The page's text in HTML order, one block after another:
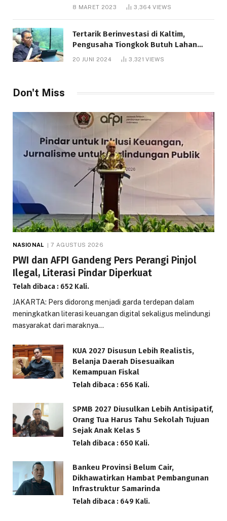
8 MARET 2023 3,364VIEWS
Tertarik Berinvestasi di Kaltim,
Pengusaha Tiongkok Butuh Lahan
1.000 Hektare
20 JUNI 2024 3,321VIEWS
Don't Miss
NASIONAL 7 AGUSTUS 2026
PWI dan AFPI Gandeng Pers Perangi Pinjol
Ilegal, Literasi Pindar Diperkuat
Telah dibaca : 652 Kali.
JAKARTA: Pers didorong menjadi garda terdepan dalam
meningkatkan literasi keuangan digital sekaligus melindungi
masyarakat dari maraknya…
KUA 2027 Disusun Lebih Realistis,
Belanja Daerah Disesuaikan
Kemampuan Fiskal
Telah dibaca : 656 Kali.
SPMB 2027 Diusulkan Lebih Antisipatif,
Orang Tua Harus Tahu Sekolah Tujuan
Sejak Anak Kelas 5
Telah dibaca : 650 Kali.
Bankeu Provinsi Belum Cair,
Dikhawatirkan Hambat Pembangunan
Infrastruktur Samarinda
Telah dibaca : 649 Kali.